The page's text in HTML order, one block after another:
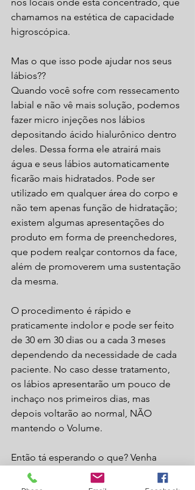
chamamos na estética de capacidade
higroscópica.
Mas o que isso pode ajudar nos seus
lábios??
Quando você sofre com ressecamento
labial e não vê mais solução, podemos
fazer micro injeções nos lábios
depositando ácido hialurônico dentro
deles. Dessa forma ele atrairá mais
água e seus lábios automaticamente
ficarão mais hidratados. Pode ser
utilizado em qualquer área do corpo e
não tem apenas função de hidratação;
existem algumas apresentações do
produto em forma de preenchedores,
que podem realçar contornos da face,
além de promoverem uma sustentação
da mesma.
O procedimento é rápido e
praticamente indolor e pode ser feito
de 30 em 30 dias ou a cada 3 meses
dependendo da necessidade de cada
paciente. No caso desse tratamento,
os lábios apresentarão um pouco de
inchaço nos primeiros dias, mas
depois voltarão ao normal, NÃO
mantendo o Volume.
Então tá esperando o que? Venha
agendar sua consulta e vamos acabar
de vez com esse problema.